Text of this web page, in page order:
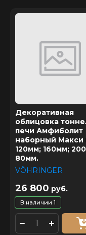
Название - Я-
Название - А-
Декоративная
облицовка
печи Амфиболит
наборный Макси
120мм; 160мм;
80мм.
VÖHRINGER
В наличии 1
26 800 руб.